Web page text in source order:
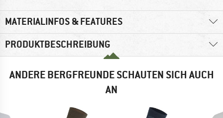
MATERIALINFOS & FEATURES
PRODUKTBESCHREIBUNG
ANDERE BERGFREUNDE SCHAUTEN SICH AUCH
AN